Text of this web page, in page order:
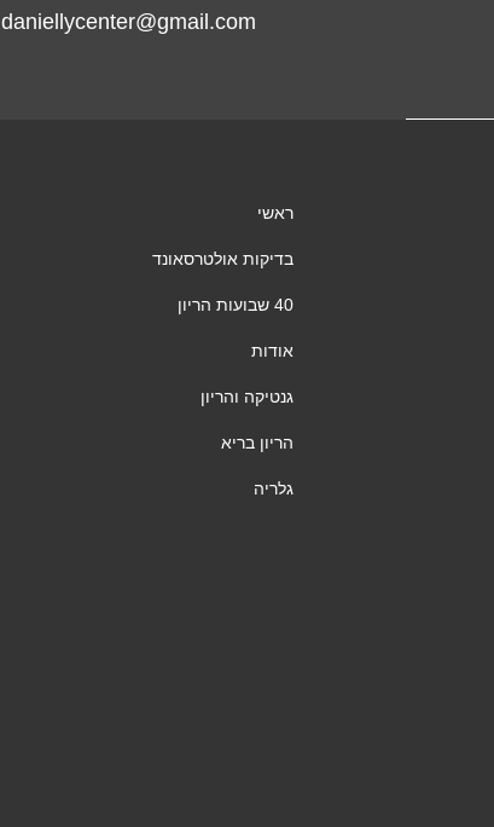
daniellycenter@gmail.com
ראשי
בדיקות אולטרסאונד
40 שבועות הריון
אודות
גנטיקה והריון
הריון בריא
גלריה